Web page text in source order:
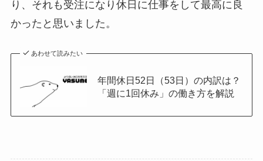
り、それも受注になり休日に仕事をして最高に良
かったと思いました。
あわせて読みたい
年間休日52日（53日）の内訳は？
「週に1回休み」の働き方を解説